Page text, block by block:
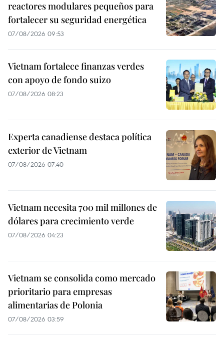
reactores modulares pequeños para
fortalecer su seguridad energética
07/08/2026 09:53
Vietnam fortalece finanzas verdes
con apoyo de fondo suizo
07/08/2026 08:23
Experta canadiense destaca política
exterior de Vietnam
07/08/2026 07:40
Vietnam necesita 700 mil millones de
dólares para crecimiento verde
07/08/2026 04:23
Vietnam se consolida como mercado
prioritario para empresas
alimentarias de Polonia
07/08/2026 03:59